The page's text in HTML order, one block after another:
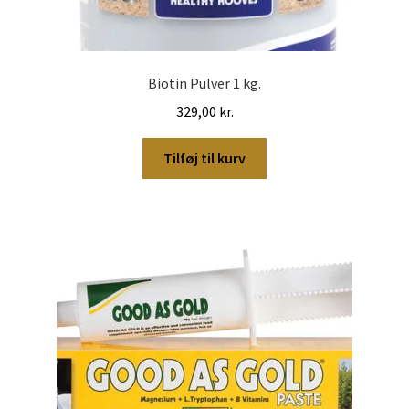
Biotin Pulver 1 kg.
329,00 kr.
Tilføj til kurv